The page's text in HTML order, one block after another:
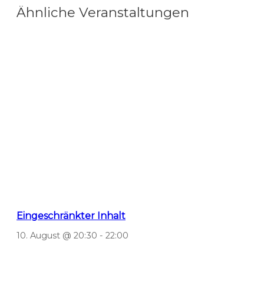
Ähnliche Veranstaltungen
Eingeschränkter Inhalt
10. August @ 20:30 - 22:00